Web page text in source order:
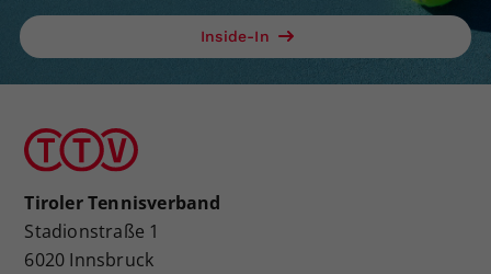
Inside-In
Tiroler Tennisverband
Stadionstraße 1
6020 Innsbruck